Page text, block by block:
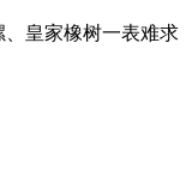
皇家橡树一表难